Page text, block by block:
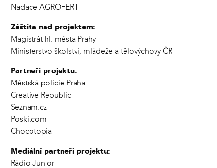
Nadace AGROFERT
Záštita nad projektem:
Magistrát hl. města Prahy
Ministerstvo školství, mládeže a tělovýchovy ČR
Partneři projektu:
Městská policie Praha
Creative Republic
Seznam.cz
Poski.com
Chocotopia
Mediální partneři projektu:
Rádio Junior